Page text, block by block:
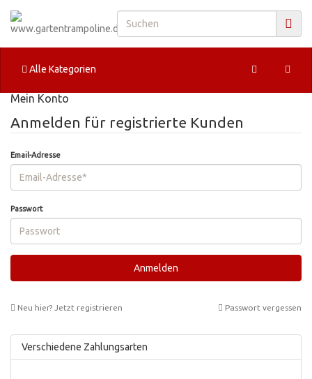
Alle Kategorien
Mein Konto
Anmelden für registrierte Kunden
Email-Adresse
Passwort
Neu hier? Jetzt registrieren Passwort vergessen
Verschiedene Zahlungsarten